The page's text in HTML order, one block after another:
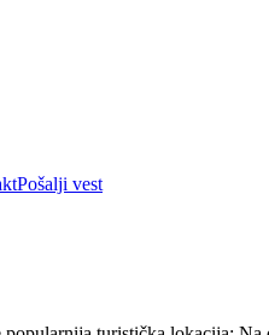
Pošalji vest